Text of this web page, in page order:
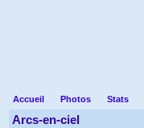
Accueil Photos Stats
Arcs-en-ciel